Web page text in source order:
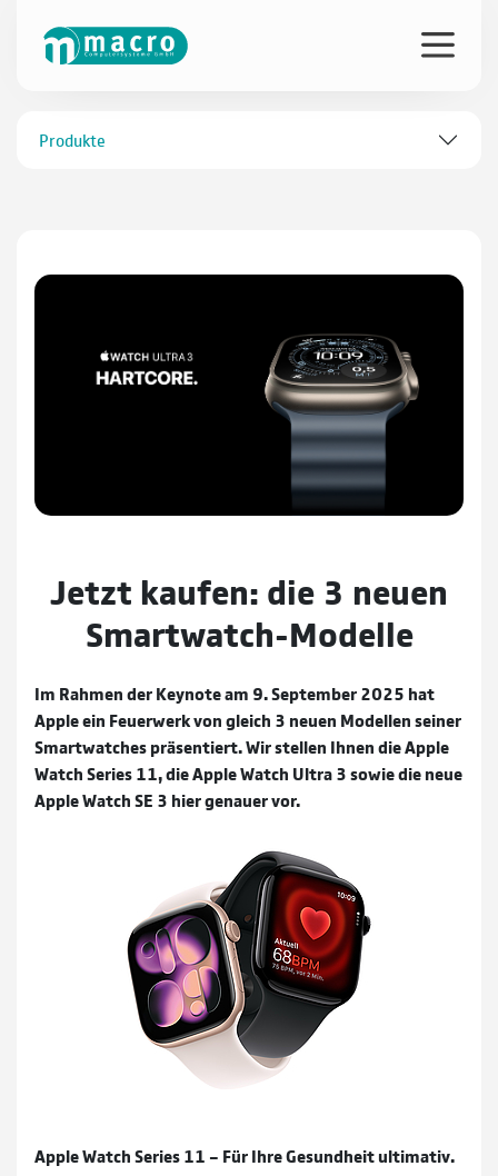
Produkte
Jetzt kaufen: die 3 neuen
Smartwatch-Modelle
Im Rahmen der Keynote am 9. September 2025 hat
Apple ein Feuerwerk von gleich 3 neuen Modellen seiner
Smartwatches präsentiert. Wir stellen Ihnen die Apple
Watch Series 11, die Apple Watch Ultra 3 sowie die neue
Apple Watch SE 3 hier genauer vor.
Apple Watch Series 11 – Für Ihre Gesundheit ultimativ.